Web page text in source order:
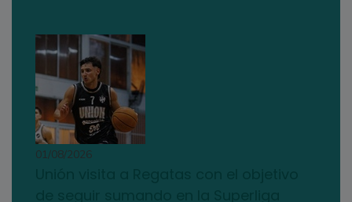
01/08/2026